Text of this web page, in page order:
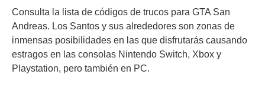
Consulta la lista de códigos de trucos para GTA San
Andreas. Los Santos y sus alrededores son zonas de
inmensas posibilidades en las que disfrutarás causando
estragos en las consolas Nintendo Switch, Xbox y
Playstation, pero también en PC.